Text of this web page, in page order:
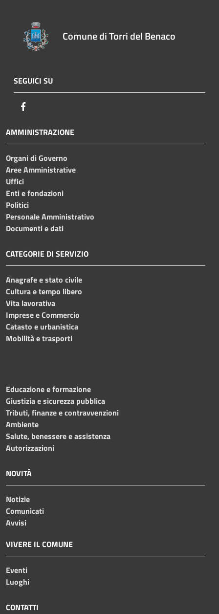
Comune di Torri del Benaco
SEGUICI SU
AMMINISTRAZIONE
Organi di Governo
Aree Amministrative
Uffici
Enti e fondazioni
Politici
Personale Amministrativo
Documenti e dati
CATEGORIE DI SERVIZIO
Anagrafe e stato civile
Cultura e tempo libero
Vita lavorativa
Imprese e Commercio
Catasto e urbanistica
Mobilità e trasporti
Educazione e formazione
Giustizia e sicurezza pubblica
Tributi, finanze e contravvenzioni
Ambiente
Salute, benessere e assistenza
Autorizzazioni
NOVITÀ
Notizie
Comunicati
Avvisi
VIVERE IL COMUNE
Eventi
Luoghi
CONTATTI